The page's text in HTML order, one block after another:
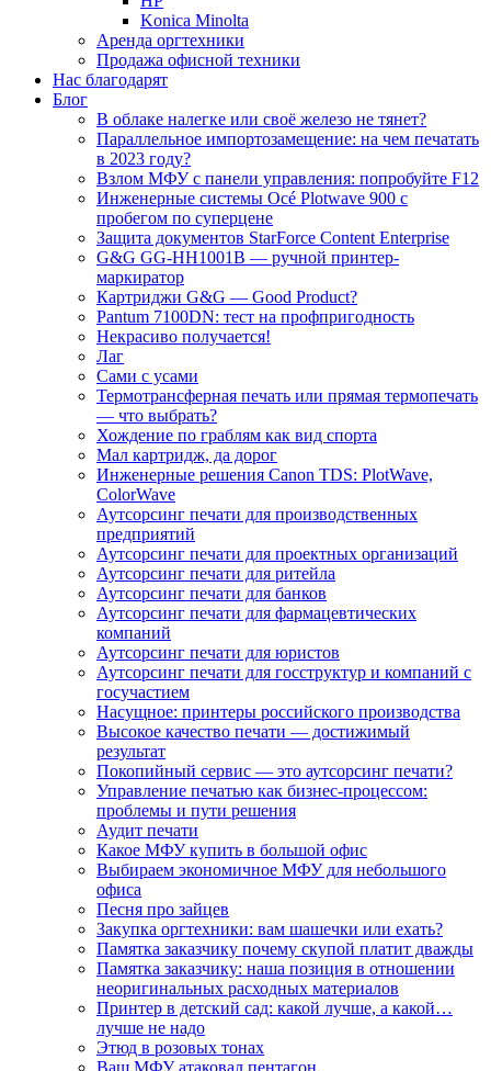
Konica Minolta
Аренда оргтехники
Продажа офисной техники
Нас благодарят
Блог
В облаке налегке или своё железо не тянет?
Параллельное импортозамещение: на чем печатать
в 2023 году?
Взлом МФУ с панели управления: попробуйте F12
Инженерные системы Océ Plotwave 900 с
пробегом по суперцене
Защита документов StarForce Content Enterprise
G&G GG-HH1001B — ручной принтер-
маркиратор
Картриджи G&G — Good Product?
Pantum 7100DN: тест на профпригодность
Некрасиво получается!
Лаг
Сами с усами
Термотрансферная печать или прямая термопечать
— что выбрать?
Хождение по граблям как вид спорта
Мал картридж, да дорог
Инженерные решения Canon TDS: PlotWave,
ColorWave
Аутсорсинг печати для производственных
предприятий
Аутсорсинг печати для проектных организаций
Аутсорсинг печати для ритейла
Аутсорсинг печати для банков
Аутсорсинг печати для фармацевтических
компаний
Аутсорсинг печати для юристов
Аутсорсинг печати для госструктур и компаний с
госучастием
Насущное: принтеры российского производства
Высокое качество печати — достижимый
результат
Покопийный сервис — это аутсорсинг печати?
Управление печатью как бизнес-процессом:
проблемы и пути решения
Аудит печати
Какое МФУ купить в большой офис
Выбираем экономичное МФУ для небольшого
офиса
Песня про зайцев
Закупка оргтехники: вам шашечки или ехать?
Памятка заказчику почему скупой платит дважды
Памятка заказчику: наша позиция в отношении
неоригинальных расходных материалов
Принтер в детский сад: какой лучше, а какой…
лучше не надо
Этюд в розовых тонах
Ваш МФУ атаковал пентагон